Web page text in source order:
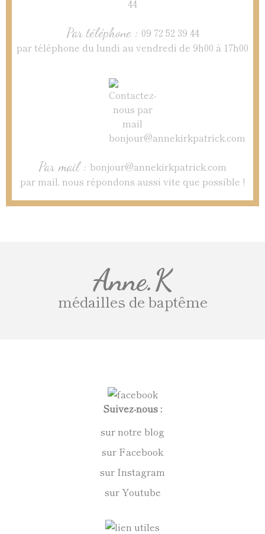
Par téléphone : 09 72 52 39 44
par téléphone du lundi au vendredi de 9h00 à 17h00
Par mail : bonjour@annekirkpatrick.com
par mail, nous répondons aussi vite que possible !
Anne.K
médailles de baptême
Suivez-nous :
sur notre blog
sur Facebook
sur Instagram
sur Youtube